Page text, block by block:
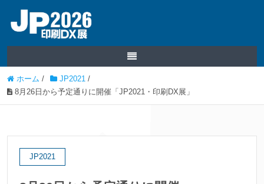
ホーム / JP2021 /
8月26日から予定通りに開催「JP2021・印刷DX展」
JP2021